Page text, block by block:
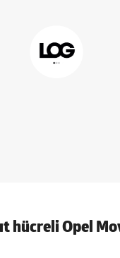
hücreli Opel